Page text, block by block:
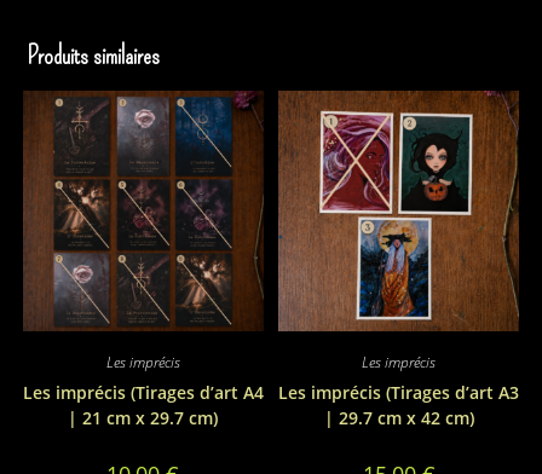
Produits similaires
Les imprécis
Les imprécis (Tirages d’art A4
| 21 cm x 29.7 cm)
Les imprécis
Les imprécis (Tirages d’art A3
| 29.7 cm x 42 cm)